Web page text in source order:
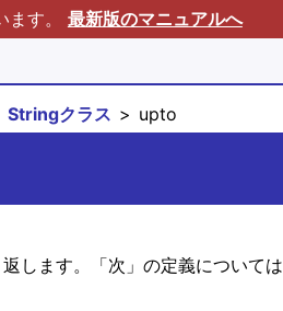
ます。 最新版のマニュアルへ
Stringクラス upto
します。「次」の定義については